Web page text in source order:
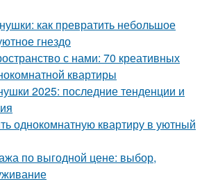
как превратить небольшое
гнездо
с нами: 70 креативных
квартиры
2025: последние тенденции и
однокомнатную квартиру в уютный
по выгодной цене: выбор,